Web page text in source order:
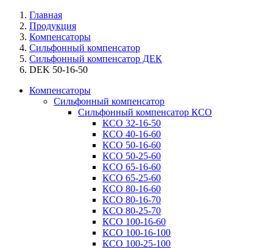
Главная
Продукция
Компенсаторы
Сильфонный компенсатор
Сильфонный компенсатор ДЕК
DEK 50-16-50
Компенсаторы
Сильфонный компенсатор
Сильфонный компенсатор КСО
КСО 32-16-50
КСО 40-16-60
КСО 50-16-60
КСО 50-25-60
КСО 65-16-60
КСО 65-25-60
КСО 80-16-60
КСО 80-16-70
КСО 80-25-70
КСО 100-16-60
КСО 100-16-100
КСО 100-25-100